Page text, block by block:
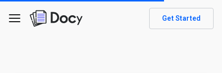
Get Started